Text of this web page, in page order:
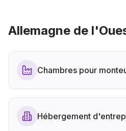
Allemagne de
Chambres pour
Hébergement